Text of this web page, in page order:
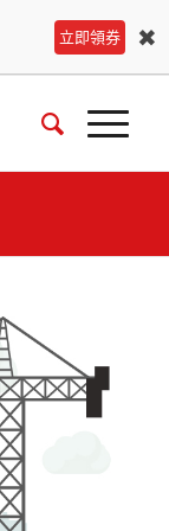
立即領券 ✖